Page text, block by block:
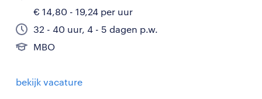
€ 14,80 - 19,24 per uur
32 - 40 uur, 4 - 5 dagen p.w.
MBO
bekijk vacature